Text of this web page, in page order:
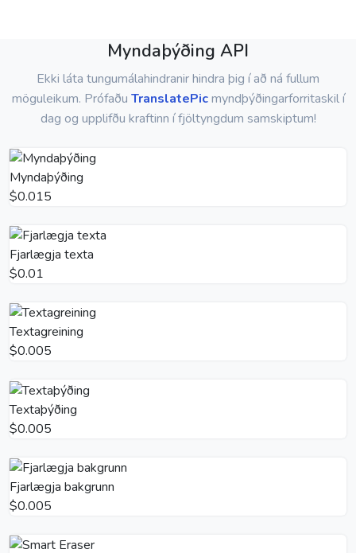
Myndaþýðing API
Ekki láta tungumálahindranir hindra þig í að ná fullum
möguleikum. Prófaðu TranslatePicmyndþýðingarforritaskil í
dag og upplifðu kraftinn í fjöltyngdum samskiptum!
Myndaþýðing
$0.015
Fjarlægja texta
$0.01
Textagreining
$0.005
Textaþýðing
$0.005
Fjarlægja bakgrunn
$0.005